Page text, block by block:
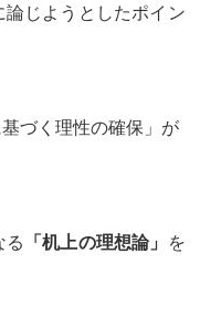
じようとしたポイン
づく理性の確保」が
る
「机上の理想論」
を